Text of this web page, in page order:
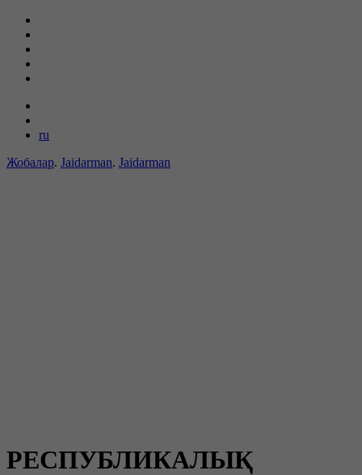
ru
Жобалар. Jaidarman. Jaidarman
РЕСПУБЛИКАЛЫҚ